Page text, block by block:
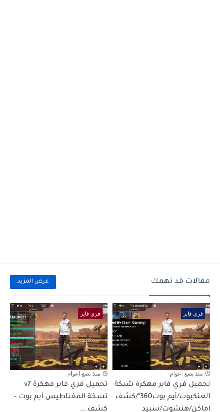
مقالات قد تهمك عرض المزيد
فري فاير
منذ بضع اعوام
تحميل فري فاير مهكرة شبكة
العنكبوت/أيم بوت360°/كشف
اماكن/هتشوت/سبيد
فري فاير
منذ بضع اعوام
تحميل فري فاير مهكرة ‏v7
‏نسخة ‏المغناطيس ‏أيم ‏بوت ‏-
كشف...